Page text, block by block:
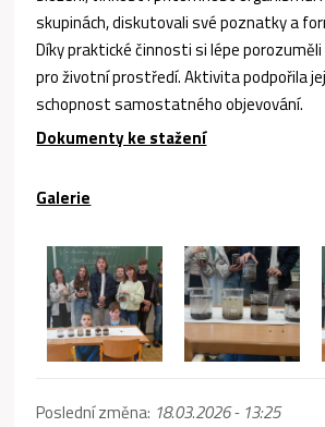
skupinách, diskutovali své poznatky a
Díky praktické činnosti si lépe
pro životní prostředí. Aktivita podpořila
schopnost samostatného objevování.
Dokumenty ke stažení
Galerie
Poslední změna: 18.03.2026 - 13:25